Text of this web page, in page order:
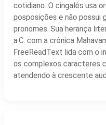
cotidiano. O cingalês usa
posposições e não possui
pronomes. Sua herança
a.C. com a crônica
FreeReadText lida com o
os complexos caracteres
atendendo à crescente